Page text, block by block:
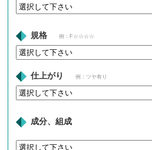
規格 例：F☆☆☆☆
仕上がり 例：ツヤ有り
成分、組成